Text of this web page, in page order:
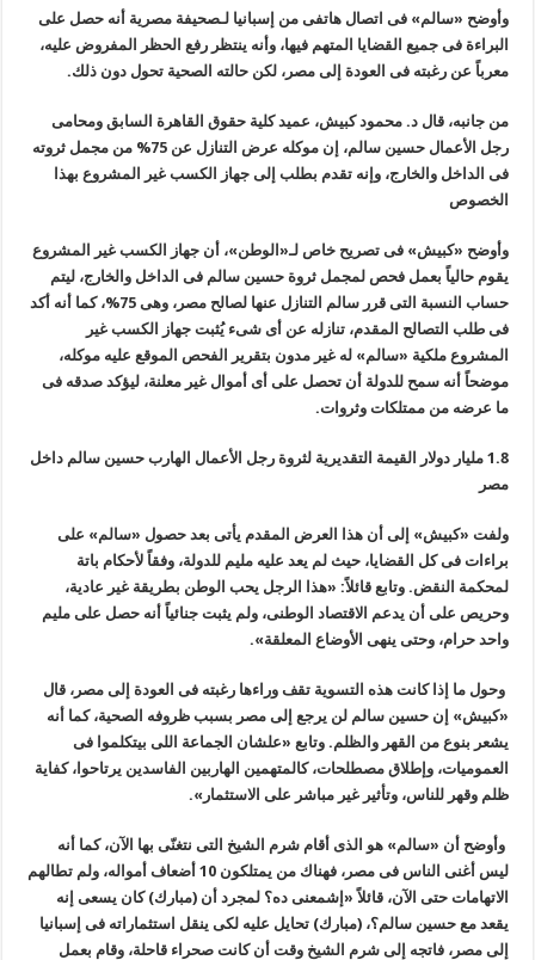
وأوضح «سالم» فى اتصال هاتفى من إسبانيا لـصحيفة مصرية أنه حصل على
البراءة فى جميع القضايا المتهم فيها، وأنه ينتظر رفع الحظر المفروض عليه،
معرباً عن رغبته فى العودة إلى مصر، لكن حالته الصحية تحول دون ذلك.
من جانبه، قال د. محمود كبيش، عميد كلية حقوق القاهرة السابق ومحامى
رجل الأعمال حسين سالم، إن موكله عرض التنازل عن 75% من مجمل ثروته
فى الداخل والخارج، وإنه تقدم بطلب إلى جهاز الكسب غير المشروع بهذا
الخصوص
وأوضح «كبيش» فى تصريح خاص لـ«الوطن»، أن جهاز الكسب غير المشروع
يقوم حالياً بعمل فحص لمجمل ثروة حسين سالم فى الداخل والخارج، ليتم
حساب النسبة التى قرر سالم التنازل عنها لصالح مصر، وهى 75%، كما أنه أكد
فى طلب التصالح المقدم، تنازله عن أى شىء يُثبت جهاز الكسب غير
المشروع ملكية «سالم» له غير مدون بتقرير الفحص الموقع عليه موكله،
موضحاً أنه سمح للدولة أن تحصل على أى أموال غير معلنة، ليؤكد صدقه فى
ما عرضه من ممتلكات وثروات.
1.8 مليار دولار القيمة التقديرية لثروة رجل الأعمال الهارب حسين سالم داخل
مصر
ولفت «كبيش» إلى أن هذا العرض المقدم يأتى بعد حصول «سالم» على
براءات فى كل القضايا، حيث لم يعد عليه مليم للدولة، وفقاً لأحكام باتة
لمحكمة النقض.وتابع قائلاً: «هذا الرجل يحب الوطن بطريقة غير عادية،
وحريص على أن يدعم الاقتصاد الوطنى، ولم يثبت جنائياً أنه حصل على مليم
واحد حرام، وحتى ينهى الأوضاع المعلقة».
وحول ما إذا كانت هذه التسوية تقف وراءها رغبته فى العودة إلى مصر، قال
«كبيش» إن حسين سالم لن يرجع إلى مصر بسبب ظروفه الصحية، كما أنه
يشعر بنوع من القهر والظلم. وتابع «علشان الجماعة اللى بيتكلموا فى
العموميات، وإطلاق مصطلحات، كالمتهمين الهاربين الفاسدين يرتاحوا، كفاية
ظلم وقهر للناس، وتأثير غير مباشر على الاستثمار».
وأوضح أن «سالم» هو الذى أقام شرم الشيخ التى نتغنّى بها الآن، كما أنه
ليس أغنى الناس فى مصر، فهناك من يمتلكون 10 أضعاف أمواله، ولم تطالهم
الاتهامات حتى الآن، قائلاً «إشمعنى ده؟ لمجرد أن (مبارك) كان يسعى إنه
يقعد مع حسين سالم؟، (مبارك) تحايل عليه لكى ينقل استثماراته فى إسبانيا
إلى مصر، فاتجه إلى شرم الشيخ وقت أن كانت صحراء قاحلة، وقام بعمل